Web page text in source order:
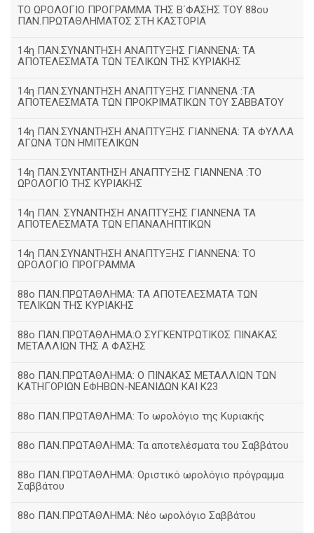
ΤΟ ΩΡΟΛΟΓΙΟ ΠΡΟΓΡΑΜΜΑ ΤΗΣ Β΄ΦΑΣΗΣ ΤΟΥ 88ου
ΠΑΝ.ΠΡΩΤΑΘΛΗΜΑΤΟΣ ΣΤΗ ΚΑΣΤΟΡΙΑ
14η ΠΑΝ.ΣΥΝΑΝΤΗΣΗ ΑΝΑΠΤΥΞΗΣ ΓΙΑΝΝΕΝΑ: ΤΑ
ΑΠΟΤΕΛΕΣΜΑΤΑ ΤΩΝ ΤΕΛΙΚΩΝ ΤΗΣ ΚΥΡΙΑΚΗΣ
14η ΠΑΝ.ΣΥΝΑΝΤΗΣΗ ΑΝΑΠΤΥΞΗΣ ΓΙΑΝΝΕΝΑ :ΤΑ
ΑΠΟΤΕΛΕΣΜΑΤΑ ΤΩΝ ΠΡΟΚΡΙΜΑΤΙΚΩΝ ΤΟΥ ΣΑΒΒΑΤΟΥ
14η ΠΑΝ.ΣΥΝΑΝΤΗΣΗ ΑΝΑΠΤΥΞΗΣ ΓΙΑΝΝΕΝΑ: ΤΑ ΦΥΛΛΑ
ΑΓΩΝΑ ΤΩΝ ΗΜΙΤΕΛΙΚΩΝ
14η ΠΑΝ.ΣΥΝΤΑΝΤΗΣΗ ΑΝΑΠΤΥΞΗΣ ΓΙΑΝΝΕΝΑ :ΤΟ
ΩΡΟΛΟΓΙΟ ΤΗΣ ΚΥΡΙΑΚΗΣ
14η ΠΑΝ. ΣΥΝΑΝΤΗΣΗ ΑΝΑΠΤΥΞΗΣ ΓΙΑΝΝΕΝΑ ΤΑ
ΑΠΟΤΕΛΕΣΜΑΤΑ ΤΩΝ ΕΠΑΝΑΛΗΠΤΙΚΩΝ
14η ΠΑΝ.ΣΥΝΑΝΤΗΣΗ ΑΝΑΠΤΥΞΗΣ ΓΙΑΝΝΕΝΑ: ΤΟ
ΩΡΟΛΟΓΙΟ ΠΡΟΓΡΑΜΜΑ
88ο ΠΑΝ.ΠΡΩΤΑΘΛΗΜΑ: ΤΑ ΑΠΟΤΕΛΕΣΜΑΤΑ ΤΩΝ
ΤΕΛΙΚΩΝ ΤΗΣ ΚΥΡΙΑΚΗΣ
88ο ΠΑΝ.ΠΡΩΤΑΘΛΗΜΑ:Ο ΣΥΓΚΕΝΤΡΩΤΙΚΟΣ ΠΙΝΑΚΑΣ
ΜΕΤΑΛΛΙΩΝ ΤΗΣ Α ΦΑΣΗΣ
88ο ΠΑΝ.ΠΡΩΤΑΘΛΗΜΑ: Ο ΠΙΝΑΚΑΣ ΜΕΤΑΛΛΙΩΝ ΤΩΝ
ΚΑΤΗΓΟΡΙΩΝ ΕΦΗΒΩΝ-ΝΕΑΝΙΔΩΝ ΚΑΙ Κ23
88ο ΠΑΝ.ΠΡΩΤΑΘΛΗΜΑ: Το ωρολόγιο της Κυριακής
88ο ΠΑΝ.ΠΡΩΤΑΘΛΗΜΑ: Τα αποτελέσματα του Σαββάτου
88ο ΠΑΝ.ΠΡΩΤΑΘΛΗΜΑ: Οριστικό ωρολόγιο πρόγραμμα
Σαββάτου
88ο ΠΑΝ.ΠΡΩΤΑΘΛΗΜΑ: Νέο ωρολόγιο Σαββάτου